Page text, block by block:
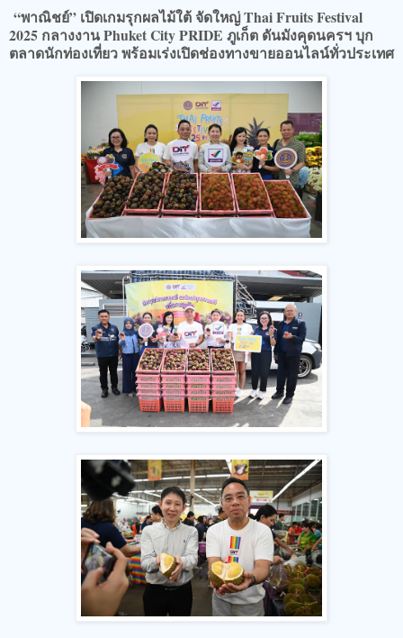
“พาณิชย์” เปิดเกมรุกผลไม้ใต้ จัดใหญ่ Thai Fruits Festival
2025 กลางงาน Phuket City PRIDE ภูเก็ต ดันมังคุดนครฯ บุก
ตลาดนักท่องเที่ยว พร้อมเร่งเปิดช่องทางขายออนไลน์ทั่วประเทศ